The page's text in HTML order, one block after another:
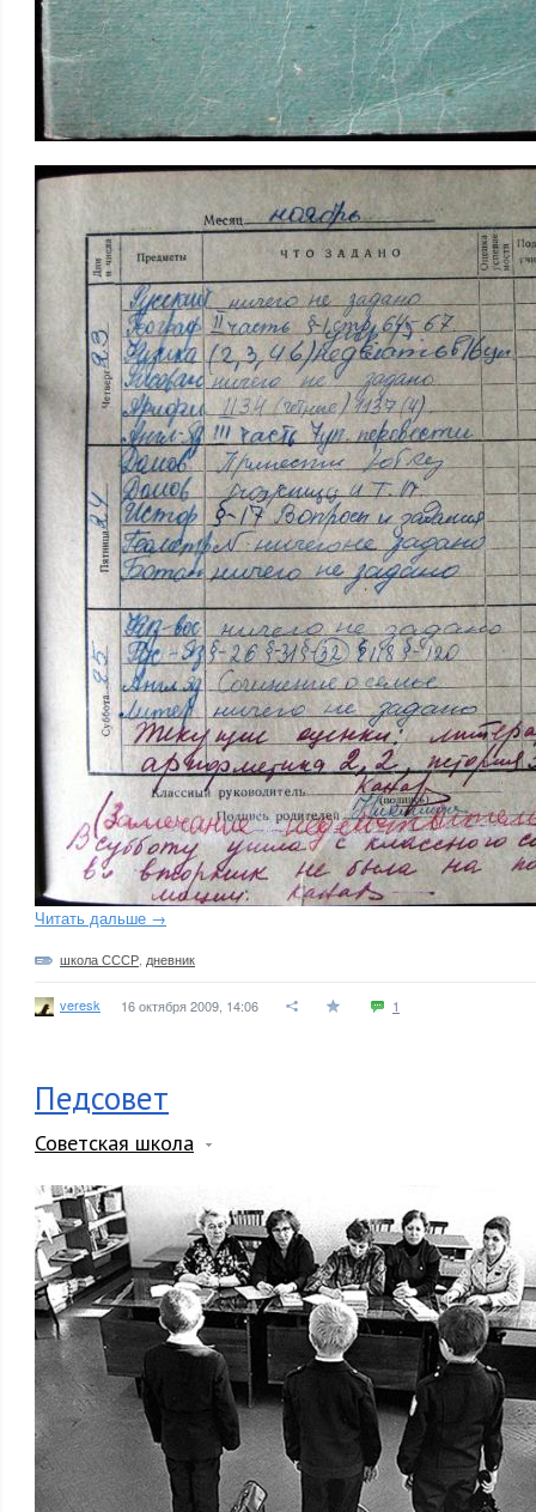
Читать дальше →
школа СССР дневник
veresk 16 октября 2009, 14:06 1
Педсовет
Советская школа